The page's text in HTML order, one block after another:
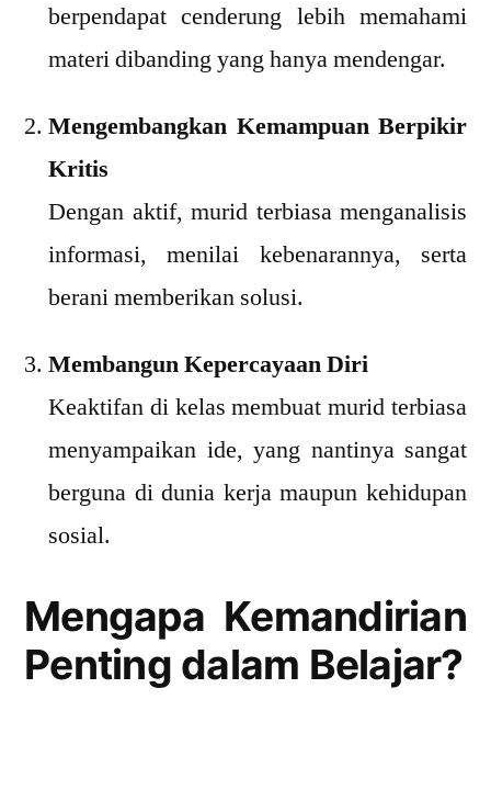
berpendapat cenderung lebih memahami
materi dibanding yang hanya mendengar.
Mengembangkan Kemampuan Berpikir
Kritis
Dengan aktif, murid terbiasa menganalisis
informasi, menilai kebenarannya, serta
berani memberikan solusi.
Membangun Kepercayaan Diri
Keaktifan di kelas membuat murid terbiasa
menyampaikan ide, yang nantinya sangat
berguna di dunia kerja maupun kehidupan
sosial.
Mengapa Kemandirian
Penting dalam Belajar?